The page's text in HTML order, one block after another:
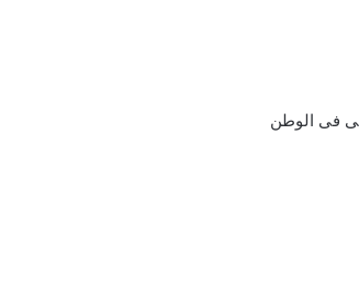
فى الوطن